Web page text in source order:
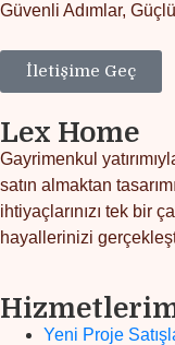
Güvenli Adımlar, Güçlü
İletişime Geç
Lex Home
Gayrimenkul
satın almaktan
ihtiyaçlarınızı tek bir
hayallerinizi
Yeni Proje